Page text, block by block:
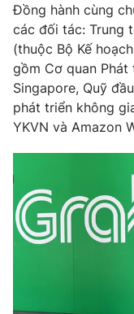
Chuyên mục khác
Emagazine
Photo
VTV Money
VTV Sức khoẻ
Đồng hành cùng
các đối tác: Trung
(thuộc Bộ Kế
gồm Cơ quan
Singapore, Quỹ
phát triển không
YKVN và Amazon